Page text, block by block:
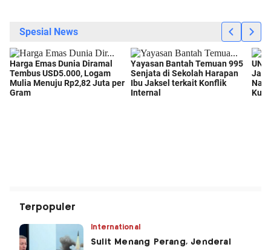
Terpopuler
International
Sulit Menang Perang, Jenderal